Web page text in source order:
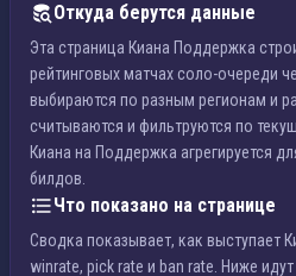
Откуда берутся данные
Эта страница Киана Поддержка
рейтинговых матчах соло-очереди
выбираются по разным регионам и
считываются и фильтруются по
Киана на Поддержка агрегируется
билдов.
Что показано на странице
Сводка показывает, как выступает
winrate, pick rate и ban rate. Ниже